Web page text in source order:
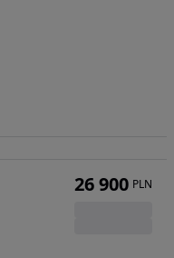
26 900 PLN